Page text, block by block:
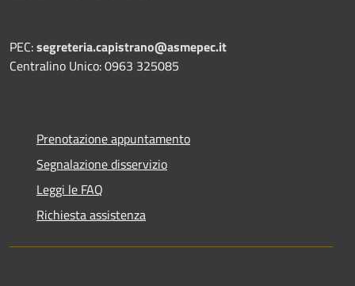
PEC:segreteria.capistrano@asmepec.it
Centralino Unico: 0963 325085
Prenotazione appuntamento
Segnalazione disservizio
Leggi le FAQ
Richiesta assistenza